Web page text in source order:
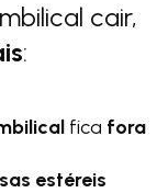
cair,
:
fica fora
estéreis